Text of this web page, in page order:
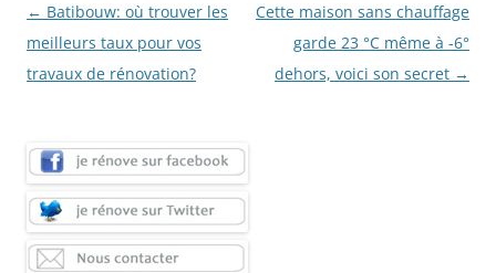
Navigation
des
articles
← Batibouw: où trouver les
meilleurs taux pour vos
travaux de rénovation?
Cette maison sans chauffage
garde 23 °C même à -6°
dehors, voici son secret →